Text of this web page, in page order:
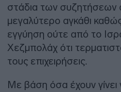
στάδια των συζητήσεων
μεγαλύτερο αγκάθι
εγγύηση ούτε από το
Χεζμπολάχ ότι
τους επιχειρήσεις.
Με βάση όσα έχουν γίνει